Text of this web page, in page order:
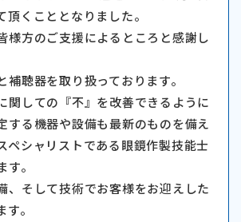
頂くこととなりました。
様方のご支援によるところと感謝し
補聴器を取り扱っております。
関しての『不』を改善できるように
する機器や設備も最新のものを備え
ペシャリストである眼鏡作製技能士
。
、そして技術でお客様をお迎えした
。